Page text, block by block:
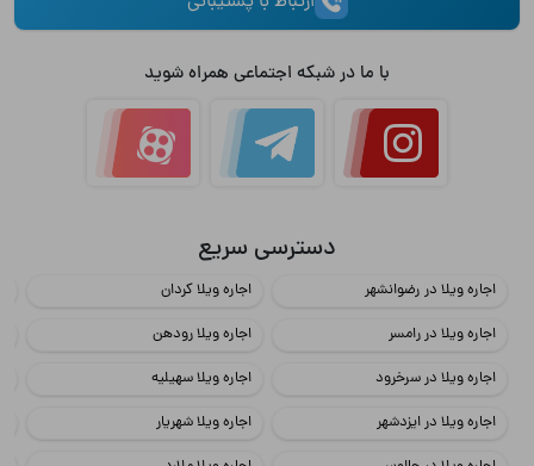
دسترسی سریع
اجاره ویلا در رضوانشهر
اجاره ویلا در رامسر
اجاره ویلا در سرخرود
اجاره ویلا در ایزدشهر
اجاره ویلا کردان
اجاره ویلا رودهن
اجاره ویلا سهیلیه
اجاره ویلا شهریار
با ما در شبکه اجتماعی همراه شوید